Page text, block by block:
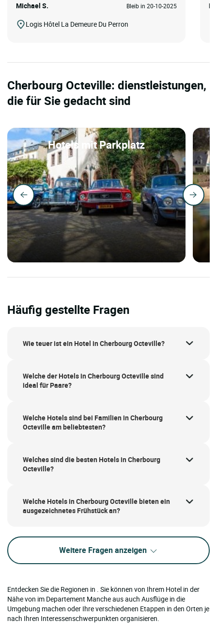
Michael S. Bleib in 20-10-2025
Logis Hôtel La Demeure Du Perron
Cherbourg Octeville: dienstleistungen,
die für Sie gedacht sind
Hotels mit Parkplatz
Häufig gestellte Fragen
Wie teuer ist ein Hotel in Cherbourg Octeville?
Welche der Hotels in Cherbourg Octeville sind
ideal für Paare?
Welche Hotels sind bei Familien in Cherbourg
Octeville am beliebtesten?
Welches sind die besten Hotels in Cherbourg
Octeville?
Welche Hotels in Cherbourg Octeville bieten ein
ausgezeichnetes Frühstück an?
Weitere Fragen anzeigen
Entdecken Sie die Regionen in . Sie können von Ihrem Hotel in der
Nähe von im Departement Manche aus auch Ausflüge in die
Umgebung machen oder Ihre verschiedenen Etappen in den Orten je
nach Ihren Interessenschwerpunkten organisieren.